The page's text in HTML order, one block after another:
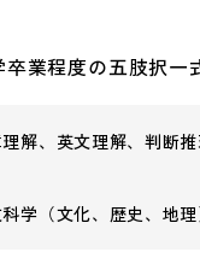
業程度の五肢択一
解、英文理解、判断
学（文化、歴史、地